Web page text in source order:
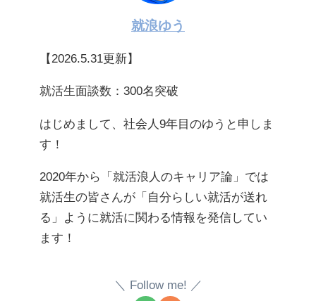
就浪ゆう
【2026.5.31更新】
就活生面談数：300名突破
はじめまして、社会人9年目のゆうと申しま
す！
2020年から「就活浪人のキャリア論」では
就活生の皆さんが「自分らしい就活が送れ
る」ように就活に関わる情報を発信してい
ます！
Follow me!